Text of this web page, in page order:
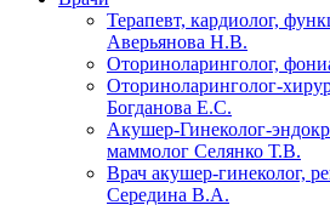
Терапевт, кардиолог,
Аверьянова Н.В.
Оториноларинголог,
Оториноларинголог-
Богданова Е.С.
Акушер-Гинеколог-
маммолог Селянко Т.В.
Врач акушер-гинеколог,
Середина В.А.